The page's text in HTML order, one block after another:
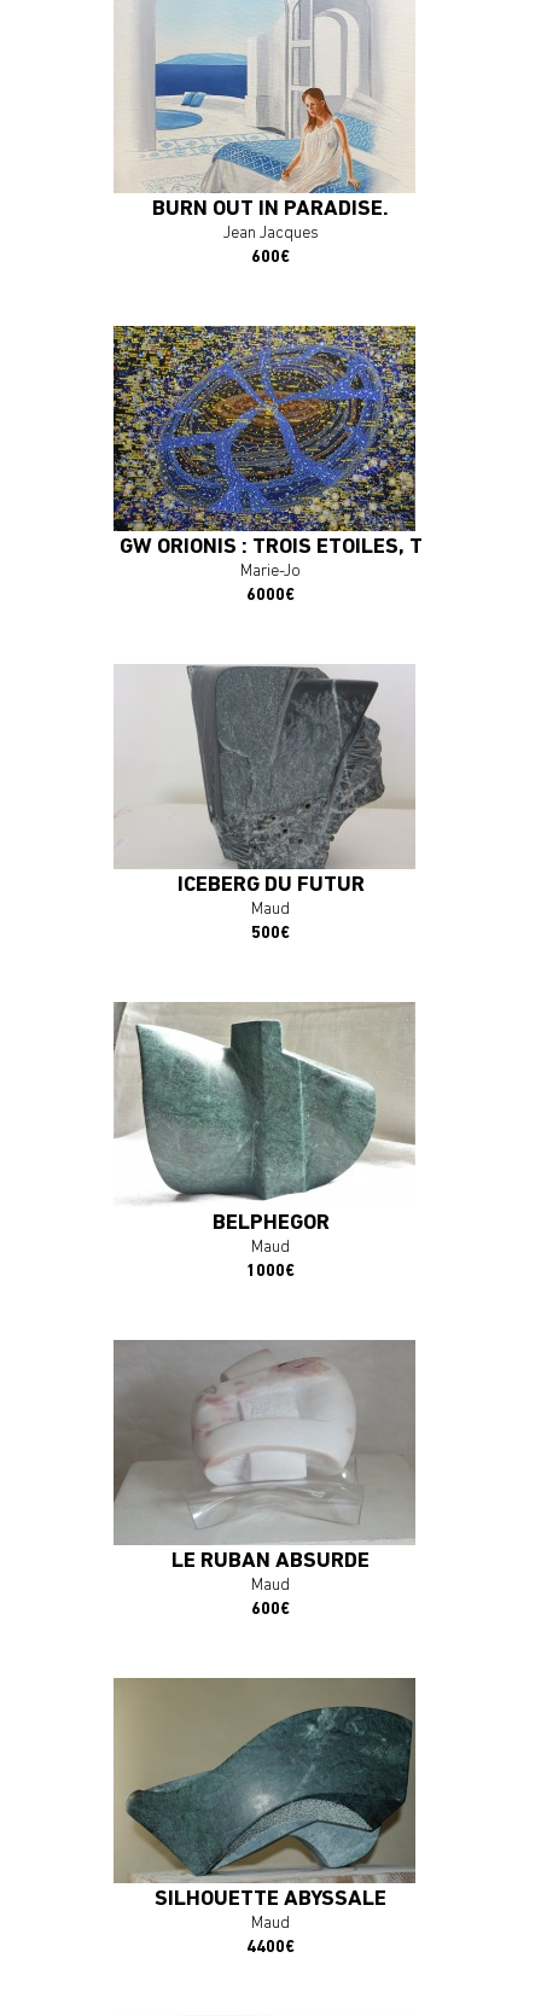
BURN OUT IN PARADISE.
Jean Jacques
600€
GW ORIONIS : TROIS ÉTOILES, TROIS
Marie-Jo
6000€
En savoir plus
J'ACHÈTE L'OEUVRE
ICEBERG DU FUTUR
Maud
500€
En savoir plus
J'ACHÈTE L'OEUVRE
BELPHEGOR
Maud
1000€
En savoir plus
J'ACHÈTE L'OEUVRE
LE RUBAN ABSURDE
Maud
600€
En savoir plus
J'ACHÈTE L'OEUVRE
SILHOUETTE ABYSSALE
Maud
4400€
En savoir plus
J'ACHÈTE L'OEUVRE
En savoir plus
J'ACHÈTE L'OEUVRE